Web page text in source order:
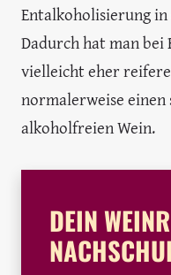
Entalkoholisierung
Dadurch hat man
vielleicht eher
normalerweise
alkoholfreien Wein.
DEIN